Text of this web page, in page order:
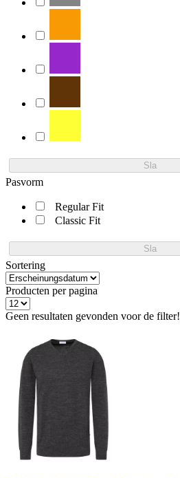
Sla
Pasvorm
Regular Fit
Classic Fit
Sla
Sortering
Producten per pagina
Geen resultaten gevonden voor de filter!